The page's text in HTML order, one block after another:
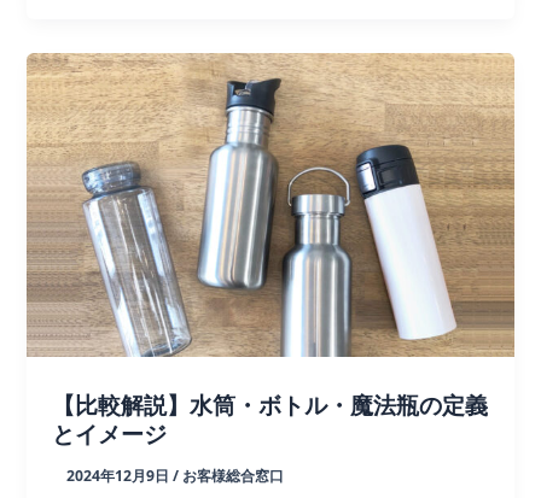
品
｜
MW99-
2025vol.1】
ボ
ト
ル・
タ
ン
ブ
ラ
ー【比較解説】水筒・ボトル・魔法瓶の定義
とイメージ
2024年12月9日 / お客様総合窓口